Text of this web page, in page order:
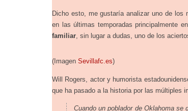
Dicho esto, me gustaría analizar uno de los
en las últimas temporadas principalmente
familiar, sin lugar a dudas, uno de los
(Imagen Sevillafc.es)
Will Rogers, actor y humorista
que ha pasado a la historia por las múltiples
Cuando un poblador de Oklahoma se